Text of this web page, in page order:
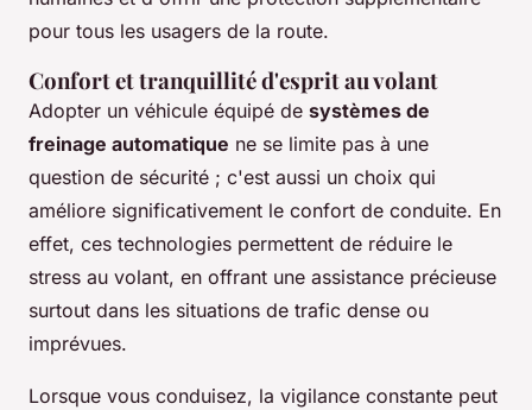
pour tous les usagers de la route.
Confort et tranquillité d'esprit au volant
Adopter un véhicule équipé de systèmes de
freinage automatique ne se limite pas à une
question de sécurité ; c'est aussi un choix qui
améliore significativement le confort de conduite. En
effet, ces technologies permettent de réduire le
stress au volant, en offrant une assistance précieuse
surtout dans les situations de trafic dense ou
imprévues.
Lorsque vous conduisez, la vigilance constante peut